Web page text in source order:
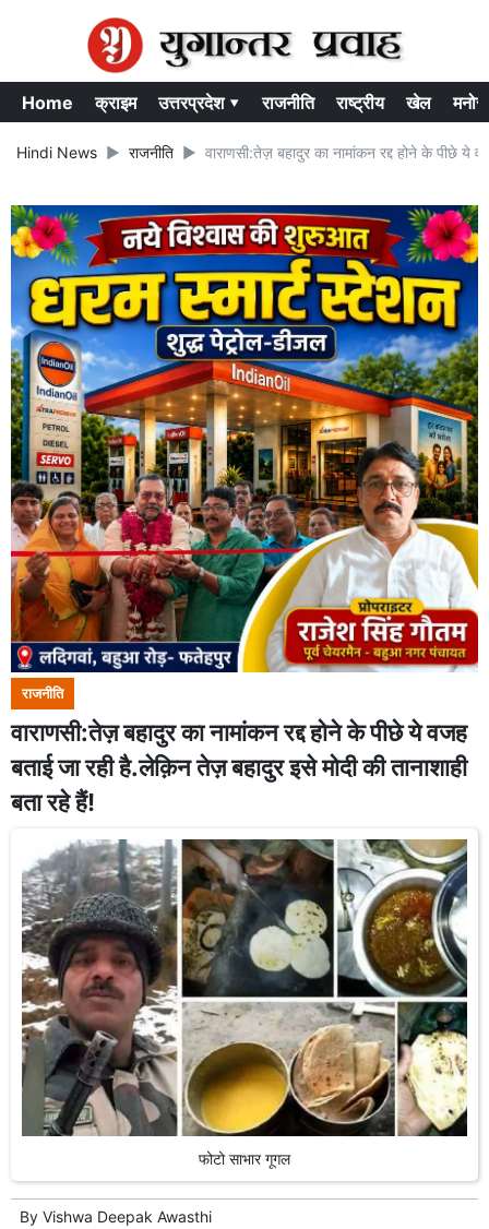
Home क्राइम उत्तरप्रदेश ▾ राजनीति राष्ट्रीय खेल
Hindi News राजनीति वाराणसी:तेज़ बहादुर का नामांकन रद्द होने के पीछे
राजनीति
वाराणसी:तेज़ बहादुर का नामांकन रद्द होने के पीछे ये वजह
बताई जा रही है.लेक़िन तेज़ बहादुर इसे मोदी की तानाशाही
बता रहे हैं!
फोटो साभार गूगल
By Vishwa Deepak Awasthi